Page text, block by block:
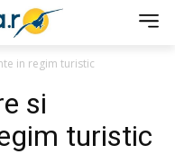
in regim turistic
si
turistic